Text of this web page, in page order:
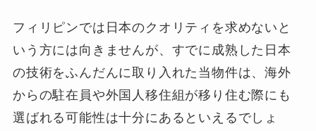
フィリピンでは日本のクオリティを求めないと
いう方には向きませんが、すでに成熟した日本
の技術をふんだんに取り入れた当物件は、海外
からの駐在員や外国人移住組が移り住む際にも
選ばれる可能性は十分にあるといえるでしょ